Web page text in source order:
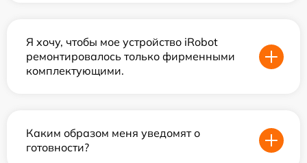
Я хочу, чтобы мое устройство iRobot
ремонтировалось только фирменными
комплектующими.
Каким образом меня уведомят о
готовности?